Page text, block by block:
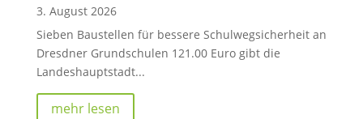
3. August 2026
Sieben Baustellen für bessere Schulwegsicherheit an
Dresdner Grundschulen 121.00 Euro gibt die
Landeshauptstadt...
mehr lesen